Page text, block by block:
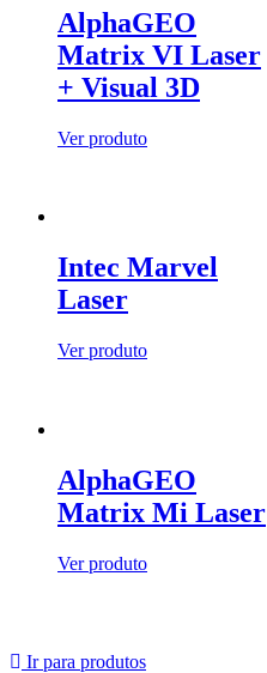
AlphaGEO
Matrix VI Laser
+ Visual 3D
Ver produto
Intec Marvel
Laser
Ver produto
AlphaGEO
Matrix Mi Laser
Ver produto
Ir para produtos